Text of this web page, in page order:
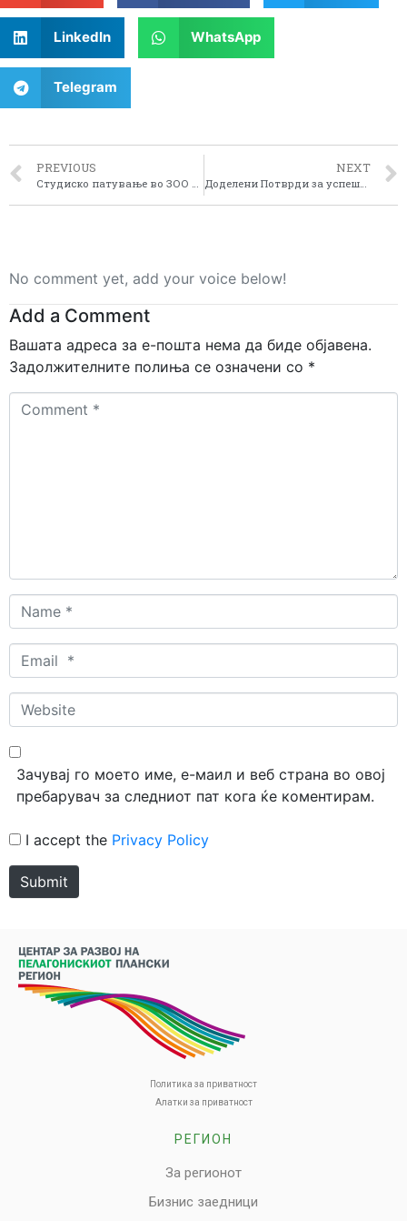
LinkedIn WhatsApp
Telegram
PREVIOUS NEXT
Доделени Потврди за успешно помината обука за воведување на ЛЕАДЕР пристапот
No comment yet, add your voice below!
Add a Comment
Вашата адреса за е-пошта нема да биде објавена.
Задолжителните полиња се означени со *
Comment
Name
*
Email
*
Website
Зачувај го моето име, е-маил и веб страна во овој
пребарувач за следниот пат кога ќе коментирам.
I accept the Privacy Policy
Submit
Политика за приватност
Алатки за приватност
РЕГИОН
За регионот
Бизнис заедници